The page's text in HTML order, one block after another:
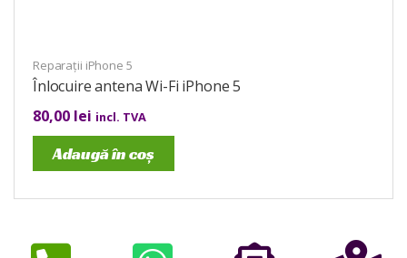
Reparații iPhone 5
Înlocuire antena Wi-Fi iPhone 5
80,00 lei incl. TVA
Adaugă în coș